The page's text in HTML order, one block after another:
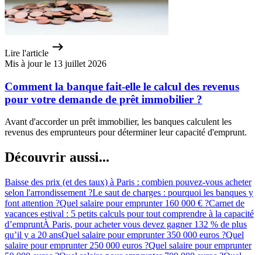
Lire l'article
Mis à jour le 13 juillet 2026
Comment la banque fait-elle le calcul des revenus
pour votre demande de prêt immobilier ?
Avant d'accorder un prêt immobilier, les banques calculent les
revenus des emprunteurs pour déterminer leur capacité d'emprunt.
Découvrir aussi...
Baisse des prix (et des taux) à Paris : combien pouvez-vous acheter
selon l'arrondissement ?Le saut de charges : pourquoi les banques y
font attention ?Quel salaire pour emprunter 160 000 € ?Carnet de
vacances estival : 5 petits calculs pour tout comprendre à la capacité
d’empruntÀ Paris, pour acheter vous devez gagner 132 % de plus
qu’il y a 20 ansQuel salaire pour emprunter 350 000 euros ?Quel
salaire pour emprunter 250 000 euros ?Quel salaire pour emprunter